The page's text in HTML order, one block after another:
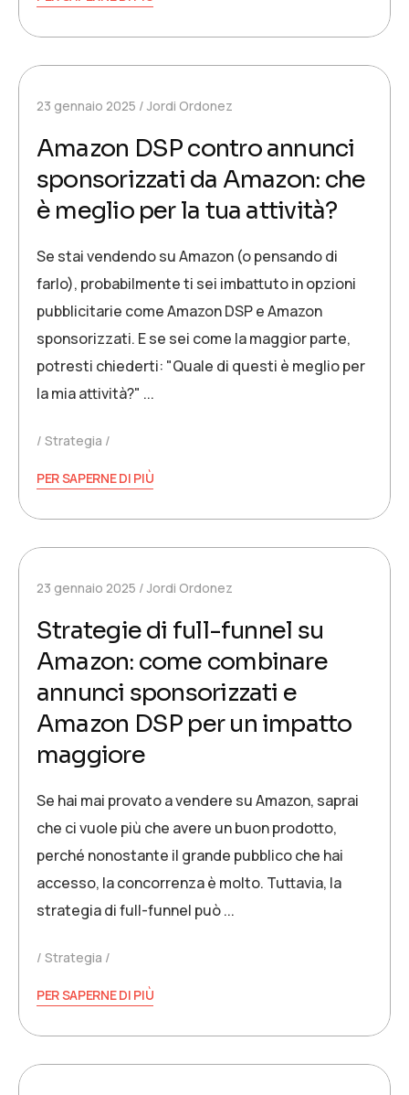
23 gennaio 2025 Jordi Ordonez
Amazon DSP contro annunci
sponsorizzati da Amazon: che
è meglio per la tua attività?
Se stai vendendo su Amazon (o pensando di
farlo), probabilmente ti sei imbattuto in opzioni
pubblicitarie come Amazon DSP e Amazon
sponsorizzati. E se sei come la maggior parte,
potresti chiederti: "Quale di questi è meglio per
la mia attività?" ...
Strategia
PER SAPERNE DI PIÙ
23 gennaio 2025 Jordi Ordonez
Strategie di full-funnel su
Amazon: come combinare
annunci sponsorizzati e
Amazon DSP per un impatto
maggiore
Se hai mai provato a vendere su Amazon, saprai
che ci vuole più che avere un buon prodotto,
perché nonostante il grande pubblico che hai
accesso, la concorrenza è molto. Tuttavia, la
strategia di full-funnel può ...
Strategia
PER SAPERNE DI PIÙ